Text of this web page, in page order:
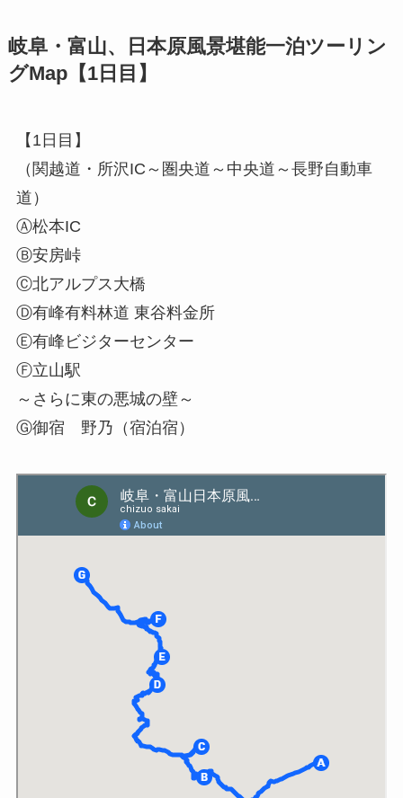
岐阜・富山、日本原風景堪能一泊ツーリン
グMap【1日目】
【1日目】
（関越道・所沢IC～圏央道～中央道～長野自動車
道）
Ⓐ松本IC
Ⓑ安房峠
Ⓒ北アルプス大橋
Ⓓ有峰有料林道 東谷料金所
Ⓔ有峰ビジターセンター
Ⓕ立山駅
～さらに東の悪城の壁～
Ⓖ御宿 野乃（宿泊宿）